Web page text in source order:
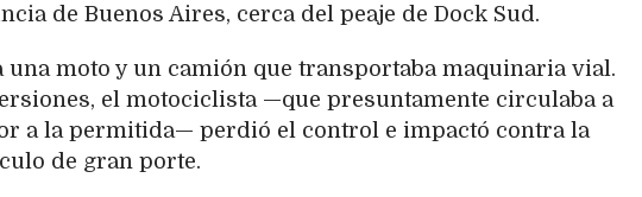
de Buenos Aires, cerca del peaje de Dock Sud.
moto y un camión que transportaba maquinaria vial.
el motociclista —que presuntamente circulaba a
a la permitida— perdió el control e impactó contra la
de gran porte.